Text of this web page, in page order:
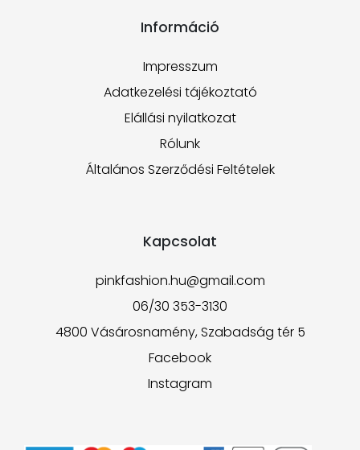
Információ
Impresszum
Adatkezelési tájékoztató
Elállási nyilatkozat
Rólunk
Általános Szerződési Feltételek
Kapcsolat
pinkfashion.hu@gmail.com
06/30 353-3130
4800 Vásárosnamény, Szabadság tér 5
Facebook
Instagram